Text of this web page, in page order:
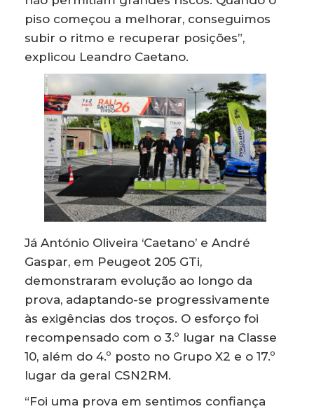
piso começou a melhorar, conseguimos
subir o ritmo e recuperar posições”,
explicou Leandro Caetano.
Já António Oliveira ‘Caetano’ e André
Gaspar, em Peugeot 205 GTi,
demonstraram evolução ao longo da
prova, adaptando-se progressivamente
às exigências dos troços. O esforço foi
recompensado com o 3.º lugar na Classe
10, além do 4.º posto no Grupo X2 e o 17.º
lugar da geral CSN2RM.
“Foi uma prova em sentimos confiança